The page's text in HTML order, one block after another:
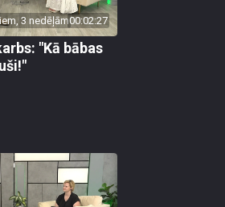
3 nedēļām00:02:27
"Kā bābas